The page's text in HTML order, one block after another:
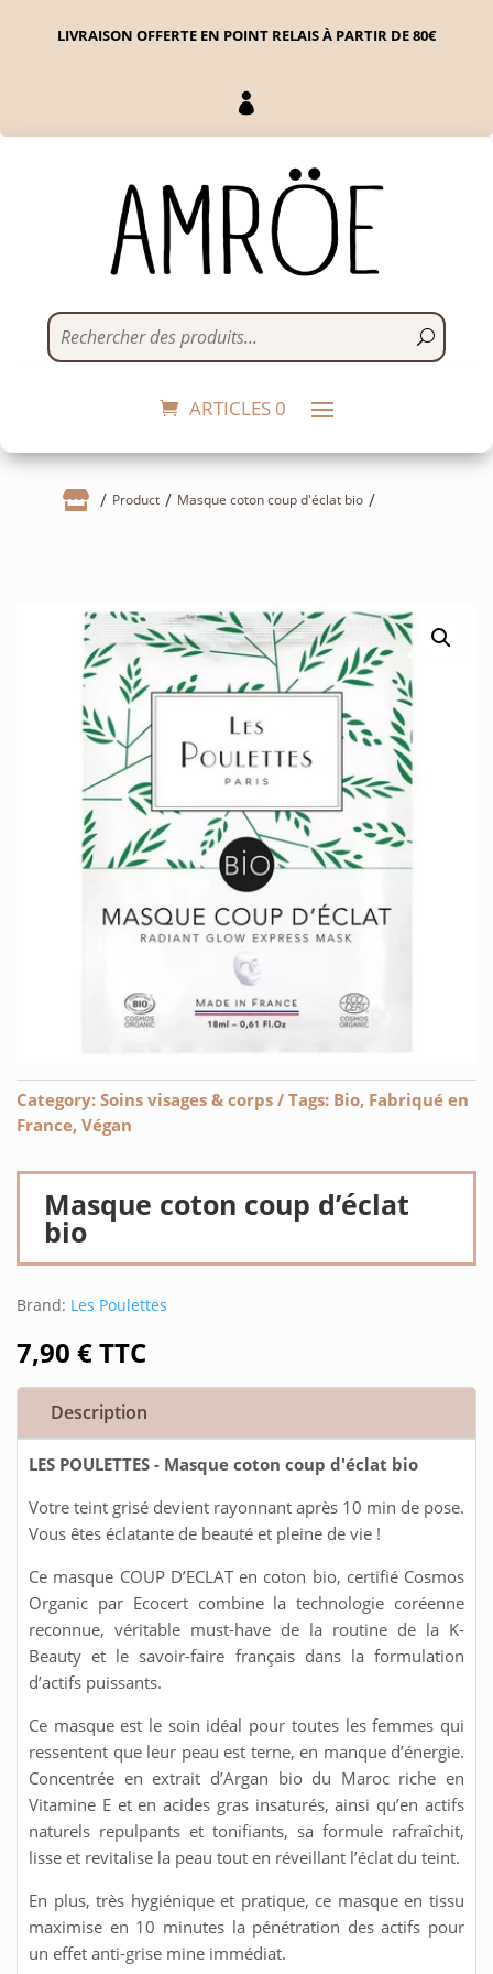
LIVRAISON OFFERTE EN POINT RELAIS À PARTIR DE 80€

ARTICLES 0
 Product Masque coton coup d'éclat bio
Category: Soins visages & corps Tags: Bio, Fabriqué en
France, Végan
Masque coton coup d’éclat
bio
Brand: Les Poulettes
7,90 €TTC
Description
LES POULETTES - Masque coton coup d'éclat bio
Votre teint grisé devient rayonnant après 10 min de pose.
Vous êtes éclatante de beauté et pleine de vie !
Ce masque COUP D’ECLAT en coton bio, certifié Cosmos
Organic par Ecocert combine la technologie coréenne
reconnue, véritable must-have de la routine de la K-
Beauty et le savoir-faire français dans la formulation
d’actifs puissants.
Ce masque est le soin idéal pour toutes les femmes qui
ressentent que leur peau est terne, en manque d’énergie.
Concentrée en extrait d’Argan bio du Maroc riche en
Vitamine E et en acides gras insaturés, ainsi qu’en actifs
naturels repulpants et tonifiants, sa formule rafraîchit,
lisse et revitalise la peau tout en réveillant l’éclat du teint.
En plus, très hygiénique et pratique, ce masque en tissu
maximise en 10 minutes la pénétration des actifs pour
un effet anti-grise mine immédiat.